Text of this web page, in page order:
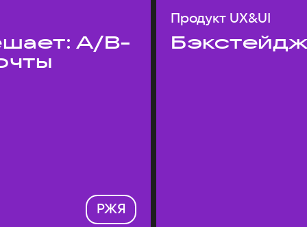
A/B-
РЖЯ
Продукт UX&UI
Бэкстейдж